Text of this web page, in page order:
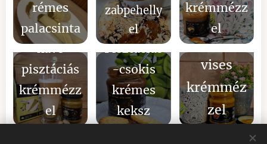
rémes
palacsinta
zabpehelly
el
krémmézz
el
Pisztáciás
kávé
pisztáciás
krémmézz
el
Pisztáciás
-csokis
krémes
keksz
Tea
Homoktö
vises
krémméz
zel